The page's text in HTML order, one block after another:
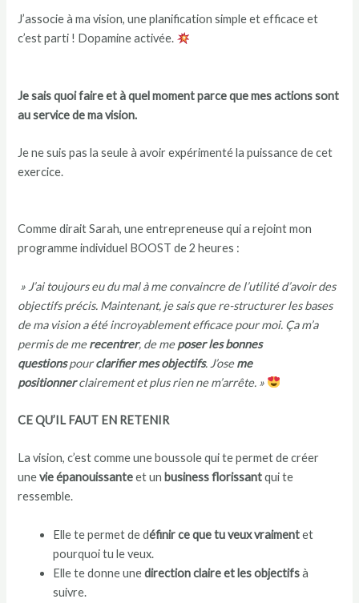
J’associe à ma vision, une planification simple et efficace et
c’est parti ! Dopamine activée.
Je sais quoi faire et à quel moment parce que mes actions sont
au service de ma vision.
Je ne suis pas la seule à avoir expérimenté la puissance de cet
exercice.
Comme dirait Sarah, une entrepreneuse qui a rejoint mon
programme individuel BOOST de 2 heures :
» J’ai toujours eu du mal à me convaincre de l’utilité d’avoir des
objectifs précis. Maintenant, je sais que re-structurer les bases
de ma vision a été incroyablement efficace pour moi. Ça m’a
permis de merecentrer, de meposer les bonnes
questionspourclarifier mes objectifs. J’oseme
positionnerclairement et plus rien ne m’arrête. »
CE QU’IL FAUT EN RETENIR
La vision, c’est comme une boussole qui te permet de créer
unevie épanouissanteet un business florissantqui te
ressemble.
Elle te permet de définir ce que tu veux vraimentet
pourquoi tu le veux.
Elle te donne unedirection claire et les objectifsà
suivre.